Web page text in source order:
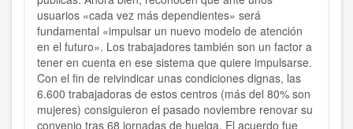
usuarios «cada vez más dependientes» será
fundamental «impulsar un nuevo modelo de atención
en el futuro». Los trabajadores también son un factor a
tener en cuenta en ese sistema que quiere impulsarse.
Con el fin de reivindicar unas condiciones dignas, las
6.600 trabajadoras de estos centros (más del 80% son
mujeres) consiguieron el pasado noviembre renovar su
convenio tras 68 jornadas de huelga. El acuerdo fue